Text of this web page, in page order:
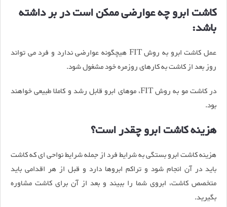
کاشت ابرو چه عوارضی ممکن است در بر داشته
باشد:
عمل کاشت ابرو به روش FIT هیچگونه عوارضی ندارد و فرد می تواند
روز بعد از کاشت به کارهای روزمره خود مشغول شود.
در کاشت مو به روش FIT، موهای ابرو قابل رشد و کاملا طبیعی خواهند
بود.
هزینه کاشت ابرو چقدر است؟
هزینه کاشت ابرو بستگی به شرایط فرد از جمله شرایط نواحی ای که کاشت
باید در آن انجام شود و تراکم ابروها دارد و قبل از هر اقدامی باید
متخصص کاشت، ابروی شما را ببیند و بعد از آن برای کاشت مشاوره
بگیرید.